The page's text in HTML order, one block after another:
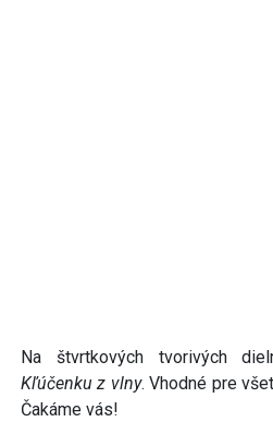
Na štvrtkových tvorivých
Kľúčenku z vlny. Vhodné pre
Čakáme vás!